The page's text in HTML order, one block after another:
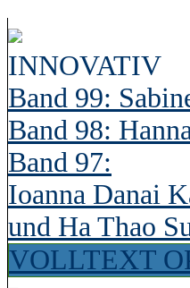
INNOVATIV
Band 99:
Band 98:
Band 97:
Ioanna Danai
und Ha Thao
VOLLTEXT